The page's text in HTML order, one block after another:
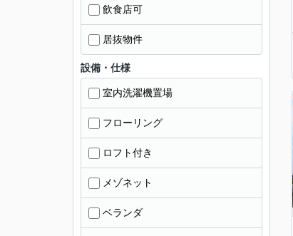
飲食店可
居抜物件
設備・仕様
室内洗濯機置場
フローリング
ロフト付き
メゾネット
ベランダ